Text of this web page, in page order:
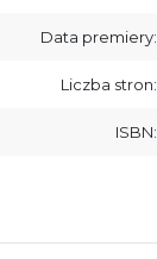
Data premiery:
Liczba stron:
ISBN: